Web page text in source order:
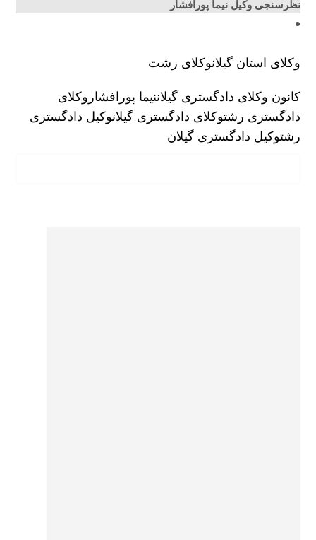
نظرسنجی وکیل نیما پورافشار
وکلای استان گیلانوکلای رشت
کانون وکلای دادگستری گیلاننیما پورافشار وکلای
دادگستری رشتوکلای دادگستری گیلانوکیل دادگستری
رشتوکیل دادگستری گیلان